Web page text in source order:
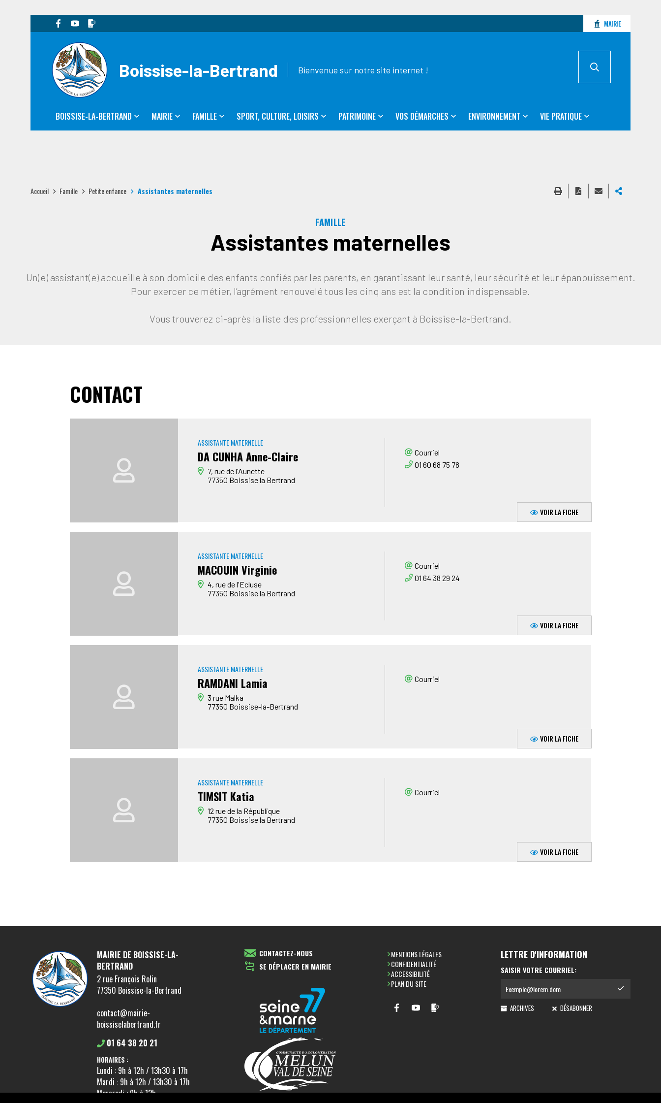
MAIRIE
Bienvenue sur notre site internet !
Boissise-la-Bertrand
BOISSISE-LA-BERTRAND MAIRIE FAMILLE SPORT, CULTURE, LOISIRS PATRIMOINE VOS DÉMARCHES ENVIRONNEMENT VIE PRATIQUE
Accueil Famille Petite enfance Assistantes maternelles
FAMILLE
Assistantes maternelles
Un(e) assistant(e) accueille à son domicile des enfants confiés par les parents, en garantissant leur santé, leur sécurité et leur épanouissement.
Pour exercer ce métier, l’agrément renouvelé tous les cinq ans est la condition indispensable.
Vous trouverez ci-après la liste des professionnelles exerçant à Boissise-la-Bertrand.
CONTACT
ASSISTANTE MATERNELLE
DA CUNHA Anne-Claire
7, rue de l'Aunette
77350 Boissise la Bertrand
Courriel
01 60 68 75 78
VOIR LA FICHE
ASSISTANTE MATERNELLE
MACOUIN Virginie
4, rue de l'Ecluse
77350 Boissise la Bertrand
Courriel
01 64 38 29 24
VOIR LA FICHE
ASSISTANTE MATERNELLE
RAMDANI Lamia
3 rue Malka
77350 Boissise-la-Bertrand
Courriel
VOIR LA FICHE
ASSISTANTE MATERNELLE
TIMSIT Katia
12 rue de la République
77350 Boissise la Bertrand
Courriel
VOIR LA FICHE
MAIRIE DE BOISSISE-LA-
BERTRAND
2 rue François Rolin
77350 Boissise-la-Bertrand
contact@mairie-
boissiselabertrand.fr
01 64 38 20 21
HORAIRES :
Lundi : 9h à 12h / 13h30 à 17h
Mardi : 9h à 12h / 13h30 à 17h
Mercredi : 9h à 12h
CONTACTEZ-NOUS
SE DÉPLACER EN MAIRIE
MENTIONS LÉGALES
CONFIDENTIALITÉ
ACCESSIBILITÉ
PLAN DU SITE
LETTRE D'INFORMATION
SAISIR VOTRE COURRIEL:
ARCHIVES DÉSABONNER